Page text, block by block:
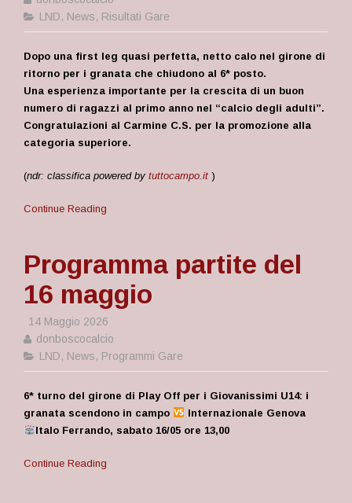
LND, News, Risultati Gare
Dopo una first leg quasi perfetta, netto calo nel girone di
ritorno per i granata che chiudono al 6* posto.
Una esperienza importante per la crescita di un buon
numero di ragazzi al primo anno nel “calcio degli adulti”.
Congratulazioni al Carmine C.S. per la promozione alla
categoria superiore.
(ndr: classifica powered by tuttocampo.it )
Continue Reading
Programma partite del
16 maggio
14 Maggio 2026
donboscocalcio
LND, News, Programmi Gare
6* turno del girone di Play Off per i Giovanissimi U14: i
granata scendono in campo
Internazionale Genova
Italo Ferrando, sabato 16/05 ore 13,00
Continue Reading